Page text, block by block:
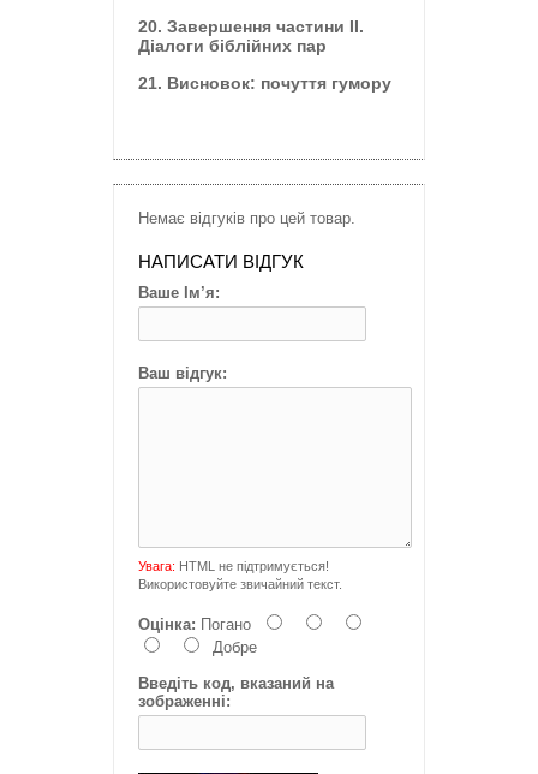
20. Завершення частини ІІ.
Діалоги біблійних пар
21. Висновок: почуття гумору
Немає відгуків про цей товар.
НАПИСАТИ ВІДГУК
Ваше Ім’я:
Ваш відгук:
Увага: HTML не підтримується!
Використовуйте звичайний текст.
Оцінка: Погано
Добре
Введіть код, вказаний на
зображенні: